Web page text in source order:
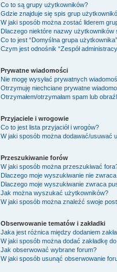
Co to są grupy użytkowników?
Gdzie znajduje się spis grup
W jaki sposób można zostać liderem
Dlaczego niektóre nazwy użytkowników
Co to jest “Domyślna grupa
Czym jest odnośnik “Zespół
Prywatne wiadomości
Nie mogę wysyłać prywatnych
Otrzymuję niechciane prywatne
Otrzymałem/otrzymałam spam lub
Przyjaciele i wrogowie
Co to jest lista przyjaciół i wrogów?
W jaki sposób można dodawać/usuwać
Przeszukiwanie forów
W jaki sposób można przeszukiwać
Dlaczego moje wyszukiwanie nie
Dlaczego moje wyszukiwanie zwraca
Jak można wyszukać użytkowników?
W jaki sposób można znaleźć swoje
Obserwowanie tematów i zakładki
Jaka jest różnica między dodaniem
W jaki sposób można dodać zakładkę
Jak obserwować wybrane forum?
W jaki sposób usunąć obserwowanie